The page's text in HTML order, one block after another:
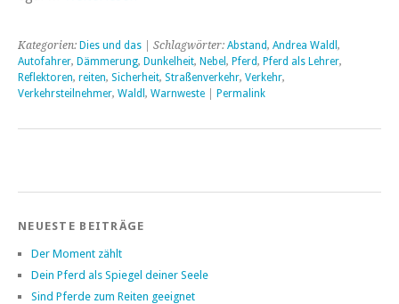
Kategorien: Dies und das | Schlagwörter: Abstand, Andrea Waldl ,
Autofahrer, Dämmerung, Dunkelheit, Nebel , Pferd, Pferd als Lehrer,
Reflektoren, reiten, Sicherheit, Straßenverkehr, Verkehr,
Verkehrsteilnehmer, Waldl , Warnweste Permalink
NEUESTE BEITRÄGE
Der Moment zählt
Dein Pferd als Spiegel deiner Seele
Sind Pferde zum Reiten geeignet